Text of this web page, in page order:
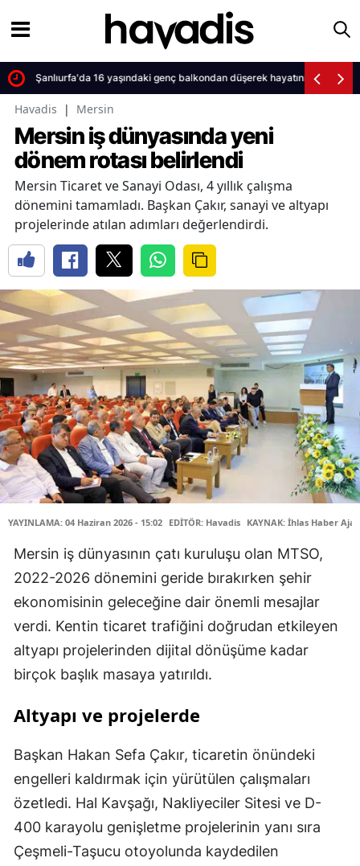
Şanlıurfa'da 16 yaşındaki genç balkondan düşerek hayatını kaybetti
Havadis | Mersin
Mersin iş dünyasında yeni
dönem rotası belirlendi
Mersin Ticaret ve Sanayi Odası, 4 yıllık çalışma
dönemini tamamladı. Başkan Çakır, sanayi ve altyapı
projelerinde atılan adımları değerlendirdi.
YAYINLAMA: 04 Haziran 2026 - 15:02 EDİTÖR: Havadis KAYNAK: İhlas Haber
Mersin iş dünyasının çatı kuruluşu olan MTSO,
2022-2026 dönemini geride bırakırken şehir
ekonomisinin geleceğine dair önemli mesajlar
verdi. Kentin ticaret trafiğini doğrudan etkileyen
altyapı projelerinden dijital dönüşüme kadar
birçok başlık masaya yatırıldı.
Altyapı ve projelerde
Başkan Hakan Sefa Çakır, ticaretin önündeki
engelleri kaldırmak için yürütülen çalışmaları
özetledi. Hal Kavşağı, Nakliyeciler Sitesi ve D-
400 karayolu genişletme projelerinin yanı sıra
Çeşmeli-Taşucu otoyolunda kaydedilen